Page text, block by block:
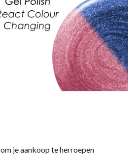
je aankoop te herroepen